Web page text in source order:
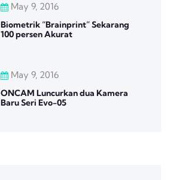
May 9, 2016
Biometrik “Brainprint” Sekarang
100 persen Akurat
May 9, 2016
ONCAM Luncurkan dua Kamera
Baru Seri Evo-05